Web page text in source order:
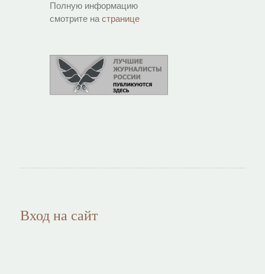
Полную информацию
смотрите на странице
Вход на сайт